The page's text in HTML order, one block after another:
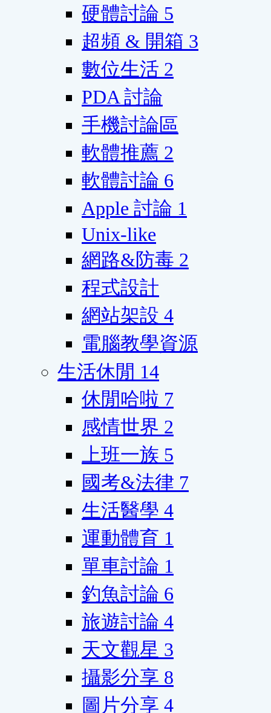
硬體討論 5
超頻 & 開箱 3
數位生活 2
PDA 討論
手機討論區
軟體推薦 2
軟體討論 6
Apple 討論 1
Unix-like
網路&防毒 2
程式設計
網站架設 4
電腦教學資源
生活休閒 14
休閒哈啦 7
感情世界 2
上班一族 5
國考&法律 7
生活醫學 4
運動體育 1
單車討論 1
釣魚討論 6
旅遊討論 4
天文觀星 3
攝影分享 8
圖片分享 4